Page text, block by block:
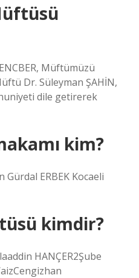
Müftümüzü
Dr. Süleyman ŞAHİN,
dile getirerek
kim?
Gürdal ERBEK Kocaeli
kimdir?
HANÇER2Şube